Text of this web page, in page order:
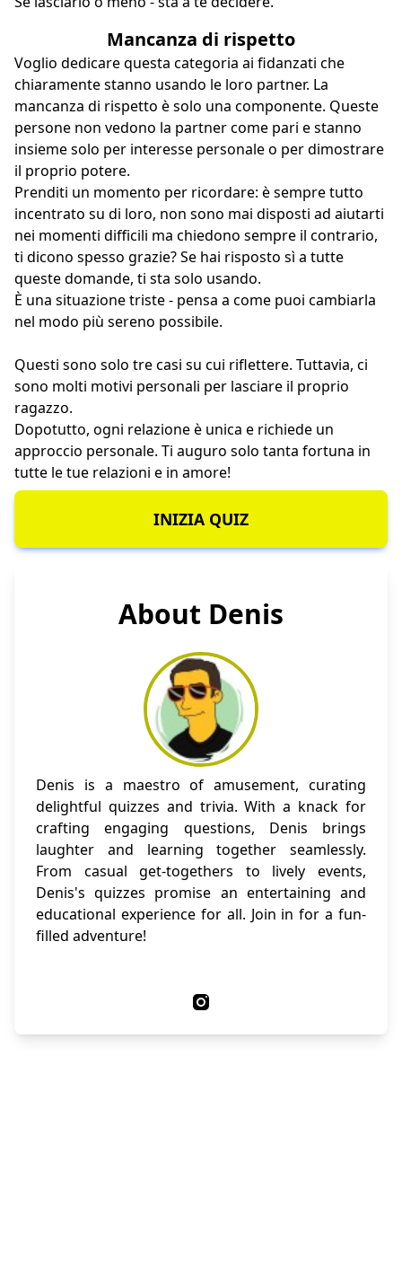
Mancanza di rispetto
Voglio dedicare questa categoria ai fidanzati che
chiaramente stanno usando le loro partner. La
mancanza di rispetto è solo una componente. Queste
persone non vedono la partner come pari e stanno
insieme solo per interesse personale o per dimostrare
il proprio potere.
Prenditi un momento per ricordare: è sempre tutto
incentrato su di loro, non sono mai disposti ad aiutarti
nei momenti difficili ma chiedono sempre il contrario,
ti dicono spesso grazie? Se hai risposto sì a tutte
queste domande, ti sta solo usando.
È una situazione triste - pensa a come puoi cambiarla
nel modo più sereno possibile.
Questi sono solo tre casi su cui riflettere. Tuttavia, ci
sono molti motivi personali per lasciare il proprio
ragazzo.
Dopotutto, ogni relazione è unica e richiede un
approccio personale. Ti auguro solo tanta fortuna in
tutte le tue relazioni e in amore!
INIZIA QUIZ
About Denis
Denis is a maestro of amusement, curating
delightful quizzes and trivia. With a knack for
crafting engaging questions, Denis brings
laughter and learning together seamlessly.
From casual get-togethers to lively events,
Denis's quizzes promise an entertaining and
educational experience for all. Join in for a fun-
filled adventure!